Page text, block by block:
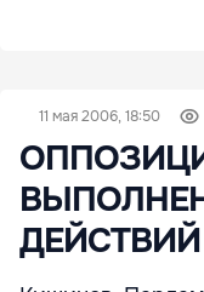
11 мая 2006, 18:50